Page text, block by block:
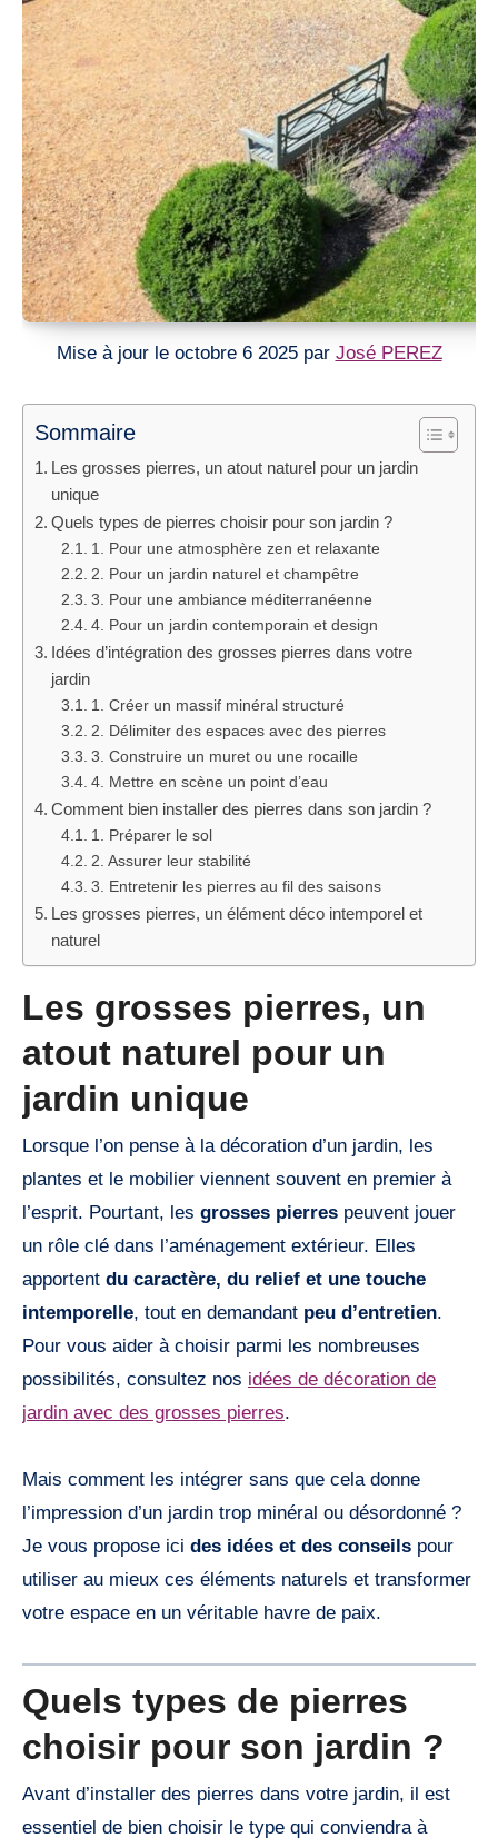
Mise à jour le octobre 6 2025 par José PEREZ
Sommaire
Les grosses pierres, un atout naturel pour un jardin
unique
Quels types de pierres choisir pour son jardin ?
1. Pour une atmosphère zen et relaxante
2. Pour un jardin naturel et champêtre
3. Pour une ambiance méditerranéenne
4. Pour un jardin contemporain et design
Idées d’intégration des grosses pierres dans votre
jardin
1. Créer un massif minéral structuré
2. Délimiter des espaces avec des pierres
3. Construire un muret ou une rocaille
4. Mettre en scène un point d’eau
Comment bien installer des pierres dans son jardin ?
1. Préparer le sol
2. Assurer leur stabilité
3. Entretenir les pierres au fil des saisons
Les grosses pierres, un élément déco intemporel et
naturel
Les grosses pierres, un
atout naturel pour un
jardin unique
Lorsque l’on pense à la décoration d’un jardin, les
plantes et le mobilier viennent souvent en premier à
l’esprit. Pourtant, les grosses pierres peuvent jouer
un rôle clé dans l’aménagement extérieur. Elles
apportent du caractère, du relief et une touche
intemporelle, tout en demandant peu d’entretien.
Pour vous aider à choisir parmi les nombreuses
possibilités, consultez nos idées de décoration de
jardin avec des grosses pierres.
Mais comment les intégrer sans que cela donne
l’impression d’un jardin trop minéral ou désordonné ?
Je vous propose ici des idées et des conseils pour
utiliser au mieux ces éléments naturels et transformer
votre espace en un véritable havre de paix.
Quels types de pierres
choisir pour son jardin ?
Avant d’installer des pierres dans votre jardin, il est
essentiel de bien choisir le type qui conviendra à